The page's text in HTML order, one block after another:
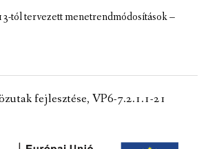
tól tervezett menetrendmódosítások –
fejlesztése, VP6-7.2.1.1-21